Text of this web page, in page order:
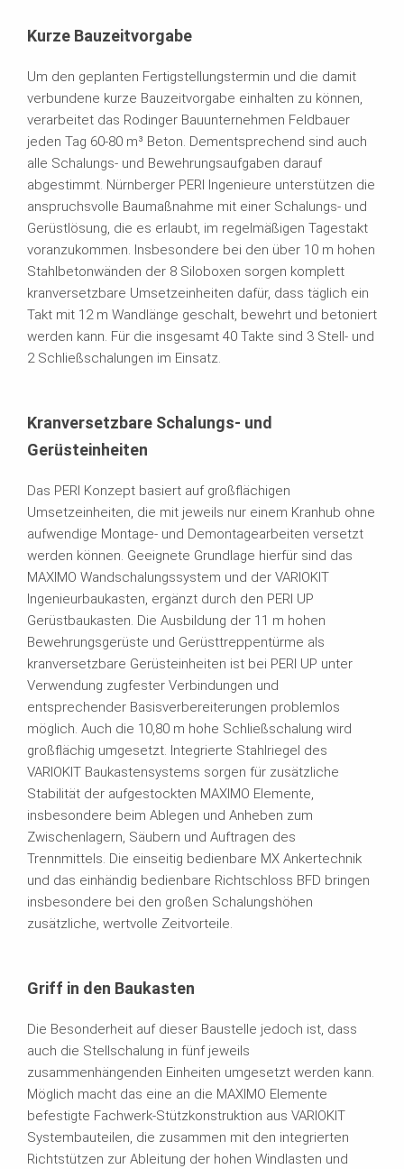
Kurze Bauzeitvorgabe
Um den geplanten Fertigstellungstermin und die damit
verbundene kurze Bauzeitvorgabe einhalten zu können,
verarbeitet das Rodinger Bauunternehmen Feldbauer
jeden Tag 60-80 m³ Beton. Dementsprechend sind auch
alle Schalungs- und Bewehrungsaufgaben darauf
abgestimmt. Nürnberger PERI Ingenieure unterstützen die
anspruchsvolle Baumaßnahme mit einer Schalungs- und
Gerüstlösung, die es erlaubt, im regelmäßigen Tagestakt
voranzukommen. Insbesondere bei den über 10 m hohen
Stahlbetonwänden der 8 Siloboxen sorgen komplett
kranversetzbare Umsetzeinheiten dafür, dass täglich ein
Takt mit 12 m Wandlänge geschalt, bewehrt und betoniert
werden kann. Für die insgesamt 40 Takte sind 3 Stell- und
2 Schließschalungen im Einsatz.
Kranversetzbare Schalungs- und
Gerüsteinheiten
Das PERI Konzept basiert auf großflächigen
Umsetzeinheiten, die mit jeweils nur einem Kranhub ohne
aufwendige Montage- und Demontagearbeiten versetzt
werden können. Geeignete Grundlage hierfür sind das
MAXIMO Wandschalungssystem und der VARIOKIT
Ingenieurbaukasten, ergänzt durch den PERI UP
Gerüstbaukasten. Die Ausbildung der 11 m hohen
Bewehrungsgerüste und Gerüsttreppentürme als
kranversetzbare Gerüsteinheiten ist bei PERI UP unter
Verwendung zugfester Verbindungen und
entsprechender Basisverbereiterungen problemlos
möglich. Auch die 10,80 m hohe Schließschalung wird
großflächig umgesetzt. Integrierte Stahlriegel des
VARIOKIT Baukastensystems sorgen für zusätzliche
Stabilität der aufgestockten MAXIMO Elemente,
insbesondere beim Ablegen und Anheben zum
Zwischenlagern, Säubern und Auftragen des
Trennmittels. Die einseitig bedienbare MX Ankertechnik
und das einhändig bedienbare Richtschloss BFD bringen
insbesondere bei den großen Schalungshöhen
zusätzliche, wertvolle Zeitvorteile.
Griff in den Baukasten
Die Besonderheit auf dieser Baustelle jedoch ist, dass
auch die Stellschalung in fünf jeweils
zusammenhängenden Einheiten umgesetzt werden kann.
Möglich macht das eine an die MAXIMO Elemente
befestigte Fachwerk-Stützkonstruktion aus VARIOKIT
Systembauteilen, die zusammen mit den integrierten
Richtstützen zur Ableitung der hohen Windlasten und